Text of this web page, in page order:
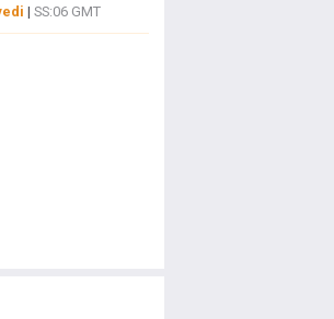
| SS:06 GMT